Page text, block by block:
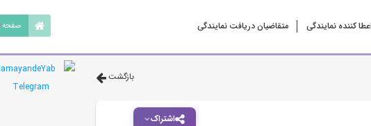
کننده نمایندگی متقاضیان دریافت نمایندگی صفحه
بازگشت
اشتراک